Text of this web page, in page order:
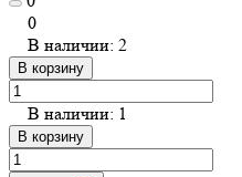
0
В наличии: 2
В корзину
В наличии: 1
В корзину